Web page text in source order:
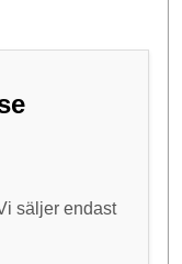
säljer endast